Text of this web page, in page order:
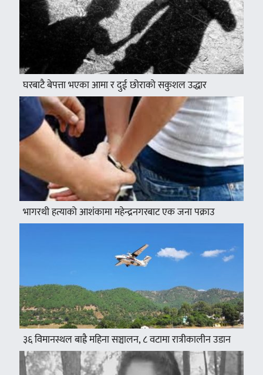
घरबाटै बेपत्ता भएका आमा र दुई छोराको सकुशल उद्धार
भागरथी हत्याको आशंकामा महेन्द्रनगरबाट एक जना पक्राउ
३६ विमानस्थल बाह्रै महिना सञ्चालन, ८ वटामा रात्रीकालीन उडान